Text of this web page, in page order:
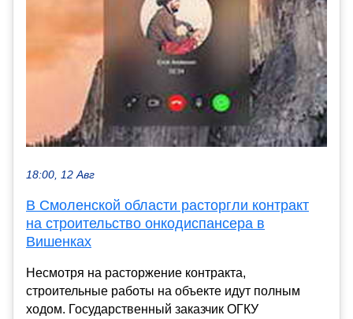
18:00, 12 Авг
В Смоленской области расторгли контракт
на строительство онкодиспансера в
Вишенках
Несмотря на расторжение контракта,
строительные работы на объекте идут полным
ходом. Государственный заказчик ОГКУ